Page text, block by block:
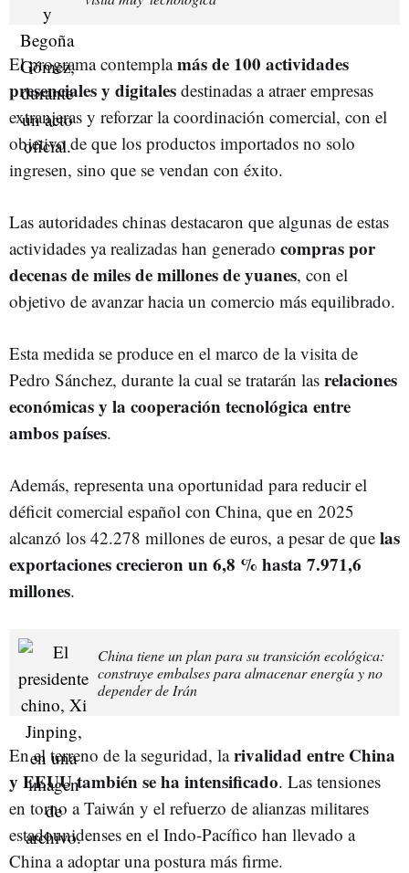
El programa contemplamás de 100 actividades
presenciales y digitales destinadas a atraer empresas
extranjeras y reforzar la coordinación comercial, con el
objetivo de que los productos importados no solo
ingresen, sino que se vendan con éxito.
Las autoridades chinas destacaron que algunas de estas
actividades ya realizadas han generado compras por
decenas de miles de millones de yuanes, con el
objetivo de avanzar hacia un comercio más equilibrado.
Esta medida se produce en el marco de la visita de
Pedro Sánchez, durante la cual se tratarán las relaciones
económicas y la cooperación tecnológica entre
ambos países.
Además, representa una oportunidad para reducir el
déficit comercial español con China, que en 2025
alcanzó los 42.278 millones de euros, a pesar de que las
exportaciones crecieron un 6,8 % hasta 7.971,6
millones.
China tiene un plan para su transición ecológica:
construye embalses para almacenar energía y no
depender de Irán
En el terreno de la seguridad, larivalidad entre China
y EEUU también se ha intensificado. Las tensiones
en torno a Taiwán y el refuerzo de alianzas militares
estadounidenses en el Indo-Pacífico han llevado a
China a adoptar una postura más firme.